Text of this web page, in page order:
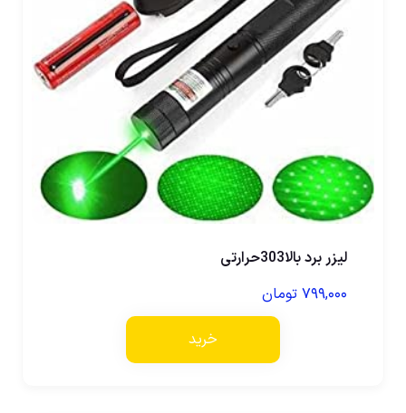
لیزر برد بالا303حرارتی
۷۹۹,۰۰۰ تومان
خرید